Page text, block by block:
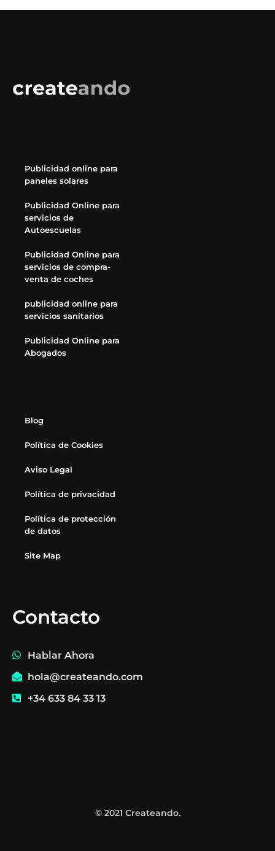
Publicidad online para
paneles solares
Publicidad Online para
servicios de
Autoescuelas
Publicidad Online para
servicios de compra-
venta de coches
publicidad online para
servicios sanitarios
Publicidad Online para
Abogados
Blog
Política de Cookies
Aviso Legal
Política de privacidad
Política de protección
de datos
Site Map
Contacto
Hablar Ahora
hola@createando.com
+34 633 84 33 13
© 2021 Createando.